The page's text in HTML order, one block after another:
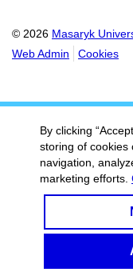
© 2026 Masaryk
Web Admin
Cookies
By clicking
storing of cookies
navigation,
marketing efforts.